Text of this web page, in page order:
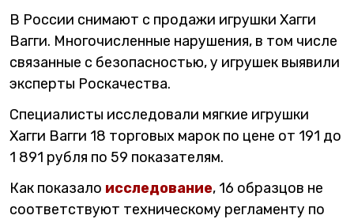
В России снимают с продажи игрушки Хагги
Вагги. Многочисленные нарушения, в том числе
связанные с безопасностью, у игрушек выявили
эксперты Роскачества.
Специалисты исследовали мягкие игрушки
Хагги Вагги 18 торговых марок по цене от 191 до
1 891 рубля по 59 показателям.
Как показало исследование, 16 образцов не
соответствуют техническому регламенту по